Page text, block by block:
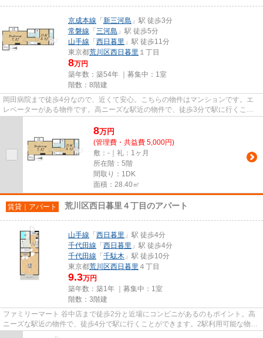
京成本線 「 新三河島 」駅 徒歩3分
常磐線 「 三河島 」駅 徒歩5分
山手線 「 西日暮里 」駅 徒歩11分
東京都荒川区西日暮里 １丁目
8万円
築年数：築54年 ｜募集中： 1室
階数：8階建
岡田病院まで徒歩4分なので、近くて安心。こちらの物件はマンションです。エ
レベーターがある物件です。高ニーズな駅近の物件で、徒歩3分で駅に行くこと
8万円
(管理費・共益費 5,000円)
敷：-｜礼：1ヶ月
所在階：5階
間取り：1DK
面積：28.40㎡
賃貸｜アパート 荒川区西日暮里４丁目のアパート
山手線 「 西日暮里 」駅 徒歩4分
千代田線 「 西日暮里 」駅 徒歩4分
千代田線 「 千駄木 」駅 徒歩10分
東京都荒川区西日暮里 ４丁目
9.3万円
築年数：築1年 ｜募集中： 1室
階数：3階建
ファミリーマート 谷中店まで徒歩2分と近場にコンビニがあるのもポイント。高
ニーズな駅近の物件で、徒歩4分で駅に行くことができます。2駅利用可能な物件